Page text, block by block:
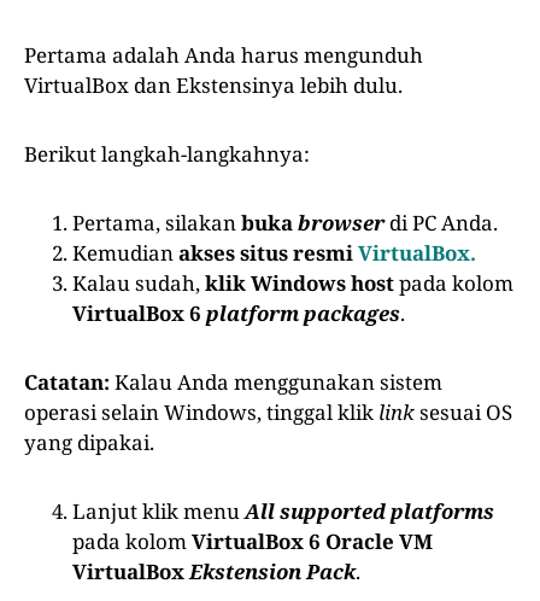
Pertama adalah Anda harus mengunduh
VirtualBox dan Ekstensinya lebih dulu.
Berikut langkah-langkahnya:
Pertama, silakanbukabrowserdi PC Anda.
Kemudianakses situs resmiVirtualBox.
Kalau sudah,klik Windows hostpada kolom
VirtualBox 6 platform packages.
Catatan: Kalau Anda menggunakan sistem
operasi selain Windows, tinggal klik linksesuai OS
yang dipakai.
Lanjut klik menuAll supported platforms
pada kolomVirtualBox 6 Oracle VM
VirtualBoxEkstension Pack.